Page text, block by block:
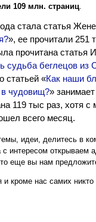
109 млн. страниц
стала статья
», ее прочитали 251
прочитана статья
судьба беглецов из
статьей «Как наши
чудовищ?»
119 тыс раз, хотя с
всего месяц.
идеи, делитесь в
интересом открываем
еще вы нам
кроме нас самих